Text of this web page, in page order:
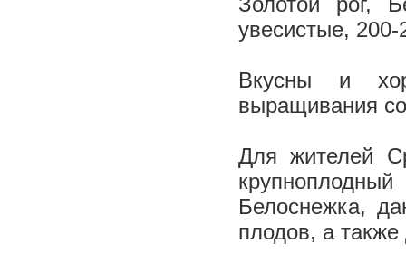
увесистые,
Вкусны и
выращивания
Для жителей
Белоснежка,
плодов, а